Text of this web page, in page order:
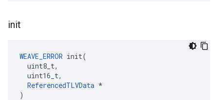
init
WEAVE_ERROR init(
  uint8_t,
  uint16_t,
ReferencedTLVData *
)